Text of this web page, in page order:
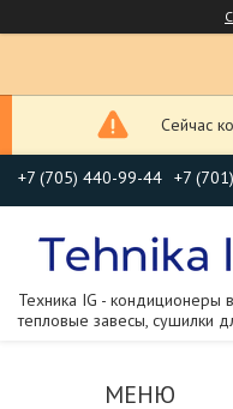
Сейчас
+7 (705) 440-99-44 +7
Техника IG - кондиционеры
тепловые завесы, сушилки